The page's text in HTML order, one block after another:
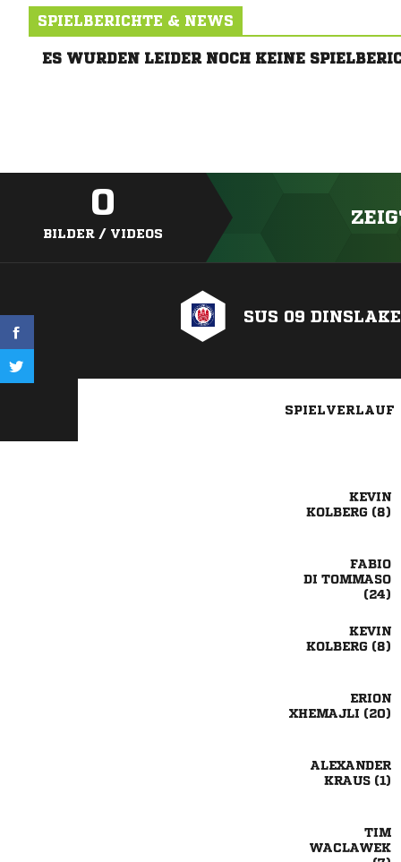
SPIELBERICHTE & NEWS
ES WURDEN LEIDER NOCH KEINE
0
BILDER / VIDEOS
SUS 09
SPIELVERLAUF

 

 


 

 

 

